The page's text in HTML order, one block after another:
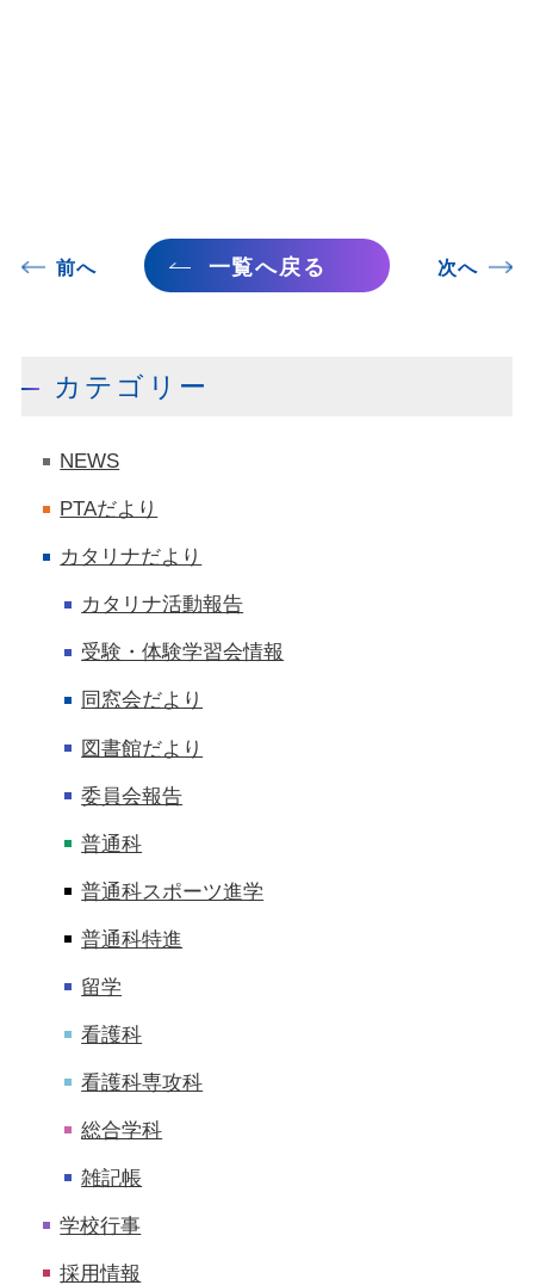
前へ 次へ
一覧へ戻る
カテゴリー
NEWS
PTAだより
カタリナだより
カタリナ活動報告
受験・体験学習会情報
同窓会だより
図書館だより
委員会報告
普通科
普通科スポーツ進学
普通科特進
留学
看護科
看護科専攻科
総合学科
雑記帳
学校行事
採用情報